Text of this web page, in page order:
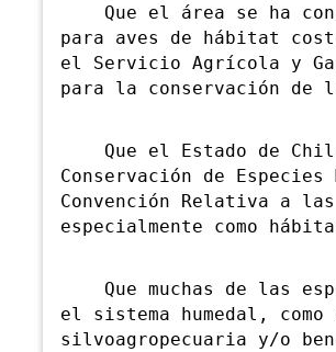
Que el área se ha
para aves de hábitat
el Servicio Agrícola y
para la conservación de
Que el Estado de
Conservación de
Convención Relativa a
especialmente como
Que muchas de las
el sistema humedal,
silvoagropecuaria y/o